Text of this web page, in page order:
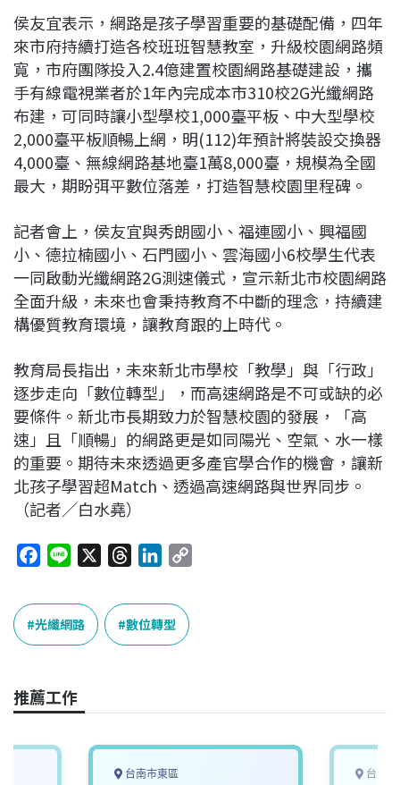
侯友宜表示，網路是孩子學習重要的基礎配備，四年
來市府持續打造各校班班智慧教室，升級校園網路頻
寬，市府團隊投入2.4億建置校園網路基礎建設，攜
手有線電視業者於1年內完成本市310校2G光纖網路
布建，可同時讓小型學校1,000臺平板、中大型學校
2,000臺平板順暢上網，明(112)年預計將裝設交換器
4,000臺、無線網路基地臺1萬8,000臺，規模為全國
最大，期盼弭平數位落差，打造智慧校園里程碑。
記者會上，侯友宜與秀朗國小、福連國小、興福國
小、德拉楠國小、石門國小、雲海國小6校學生代表
一同啟動光纖網路2G測速儀式，宣示新北市校園網路
全面升級，未來也會秉持教育不中斷的理念，持續建
構優質教育環境，讓教育跟的上時代。
教育局長指出，未來新北市學校「教學」與「行政」
逐步走向「數位轉型」，而高速網路是不可或缺的必
要條件。新北市長期致力於智慧校園的發展，「高
速」且「順暢」的網路更是如同陽光、空氣、水一樣
的重要。期待未來透過更多產官學合作的機會，讓新
北孩子學習超Match、透過高速網路與世界同步。
（記者／白水堯）
c
e
b
o
k
n
e
r
e
a
n
k
e
n
k
光纖網路 數位轉型
推薦工作
台南市東區 台南